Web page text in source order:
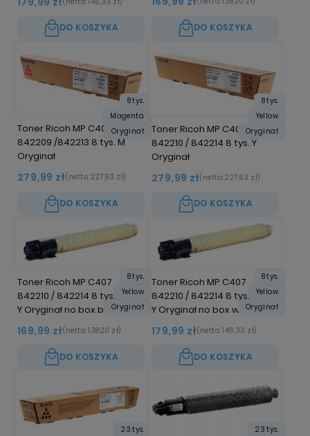
DO KOSZYKA DO KOSZYKA
Toner Ricoh MP C407
842209 /842213 8 tys. M
Oryginał
279,99 zł(netto: 227,63 zł)
DO KOSZYKA
8 tys.
Magenta
Oryginał
Toner Ricoh MP C407
842210 / 842214 8 tys. Y
Oryginał
279,99 zł(netto: 227,63 zł)
DO KOSZYKA
8 tys.
Yellow
Oryginał
Toner Ricoh MP C407
842210 / 842214 8 tys.
Y Oryginał no box bez folii
169,99 zł(netto: 138,20 zł)
DO KOSZYKA
8 tys.
Yellow
Oryginał
Toner Ricoh MP C407
842210 / 842214 8 tys.
Y Oryginał no box w folii
179,99 zł(netto: 146,33 zł)
DO KOSZYKA
8 tys.
Yellow
Oryginał
23 tys.
23 tys.